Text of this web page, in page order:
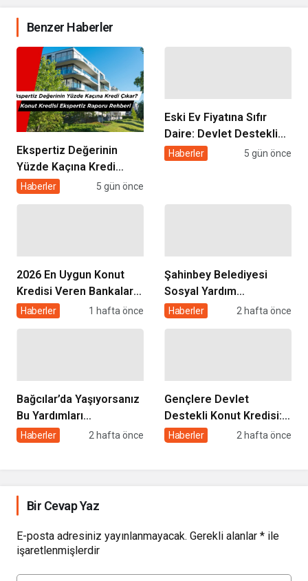
Benzer Haberler
Ekspertiz Değerinin
Yüzde Kaçına Kredi
Çıkar? Konut Kredisi
Haberler 5 gün önce
Eski Ev Fiyatına Sıfır
Daire: Devlet Destekli
Kentsel Dönüşüm
Haberler 5 gün önce
2026 En Uygun Konut
Kredisi Veren Bankalar
ve Faiz Oranları
Haberler 1 hafta önce
Şahinbey Belediyesi
Sosyal Yardım
Başvurusu 2026: Kimler
Haberler 2 hafta önce
Bağcılar’da Yaşıyorsanız
Bu Yardımları
Alabilirsiniz: Başvuru
Haberler 2 hafta önce
Gençlere Devlet
Destekli Konut Kredisi: 3
Yıl Geri Ödemesiz, 5 Yıl
Haberler 2 hafta önce
Bir Cevap Yaz
E-posta adresiniz yayınlanmayacak. Gerekli alanlar * ile
işaretlenmişlerdir